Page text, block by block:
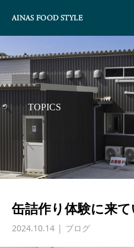
TOPICS
缶詰作り体験に来
2024.10.14 ブログ